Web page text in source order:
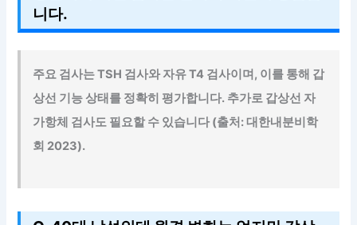
니다.
주요 검사는 TSH 검사와 자유 T4 검사이며, 이를 통해 갑
상선 기능 상태를 정확히 평가합니다. 추가로 갑상선 자
가항체 검사도 필요할 수 있습니다 (출처: 대한내분비학
회 2023).